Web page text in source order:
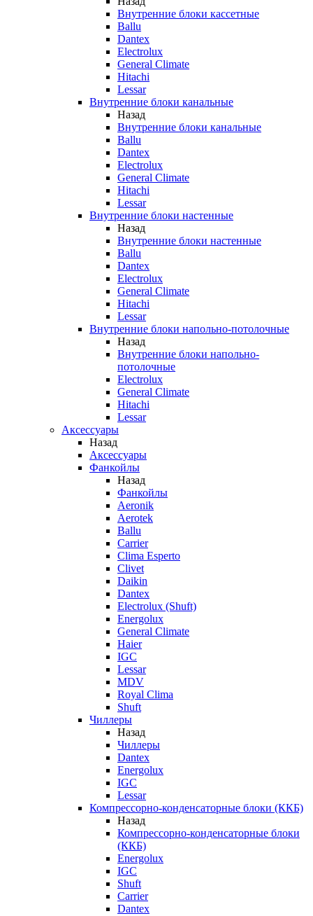
Внутренние блоки кассетные
Ballu
Dantex
Electrolux
General Climate
Hitachi
Lessar
Внутренние блоки канальные
Назад
Внутренние блоки канальные
Ballu
Dantex
Electrolux
General Climate
Hitachi
Lessar
Внутренние блоки настенные
Назад
Внутренние блоки настенные
Ballu
Dantex
Electrolux
General Climate
Hitachi
Lessar
Внутренние блоки напольно-потолочные
Назад
Внутренние блоки напольно-
потолочные
Electrolux
General Climate
Hitachi
Lessar
Аксессуары
Назад
Аксессуары
Фанкойлы
Назад
Фанкойлы
Aeronik
Aerotek
Ballu
Carrier
Clima Esperto
Clivet
Daikin
Dantex
Electrolux (Shuft)
Energolux
General Climate
Haier
IGC
Lessar
MDV
Royal Clima
Shuft
Чиллеры
Назад
Чиллеры
Dantex
Energolux
IGC
Lessar
Компрессорно-конденсаторные блоки (ККБ)
Назад
Компрессорно-конденсаторные блоки
(ККБ)
Energolux
IGC
Shuft
Carrier
Dantex